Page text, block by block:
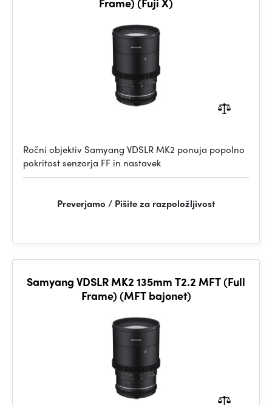
Ročni objektiv Samyang VDSLR MK2 ponuja popolno
pokritost senzorja FF in nastavek
Preverjamo / Pišite za razpoložljivost
Samyang VDSLR MK2 135mm T2.2 MFT (Full
Frame) (MFT bajonet)